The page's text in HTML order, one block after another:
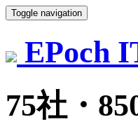
Toggle navigation
EPoch
75社・